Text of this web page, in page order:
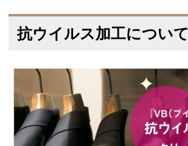
抗ウイルス加工について